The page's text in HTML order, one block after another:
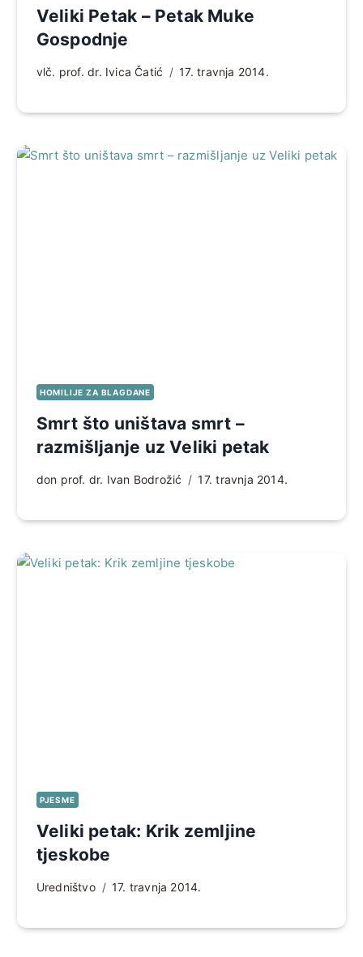
Veliki Petak – Petak Muke
Gospodnje
vlč. prof. dr. Ivica Čatić 17. travnja 2014.
HOMILIJE ZA BLAGDANE
Smrt što uništava smrt –
razmišljanje uz Veliki petak
don prof. dr. Ivan Bodrožić 17. travnja 2014.
PJESME
Veliki petak: Krik zemljine
tjeskobe
Uredništvo 17. travnja 2014.